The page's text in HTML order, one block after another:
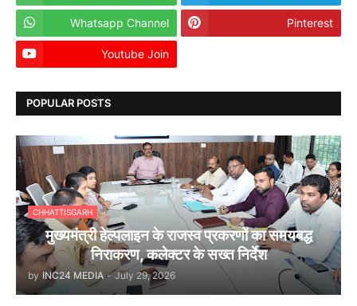
Whatsapp Channel Pinterest
Youtube Join
POPULAR POSTS
CHHATTISGARH
मुख्यमंत्री हेल्पलाइन के राजस्व प्रकरणों का समयबद्ध
निराकरण, कलेक्टर के सख्त निर्देश
by INC24 MEDIA - July 29, 2026